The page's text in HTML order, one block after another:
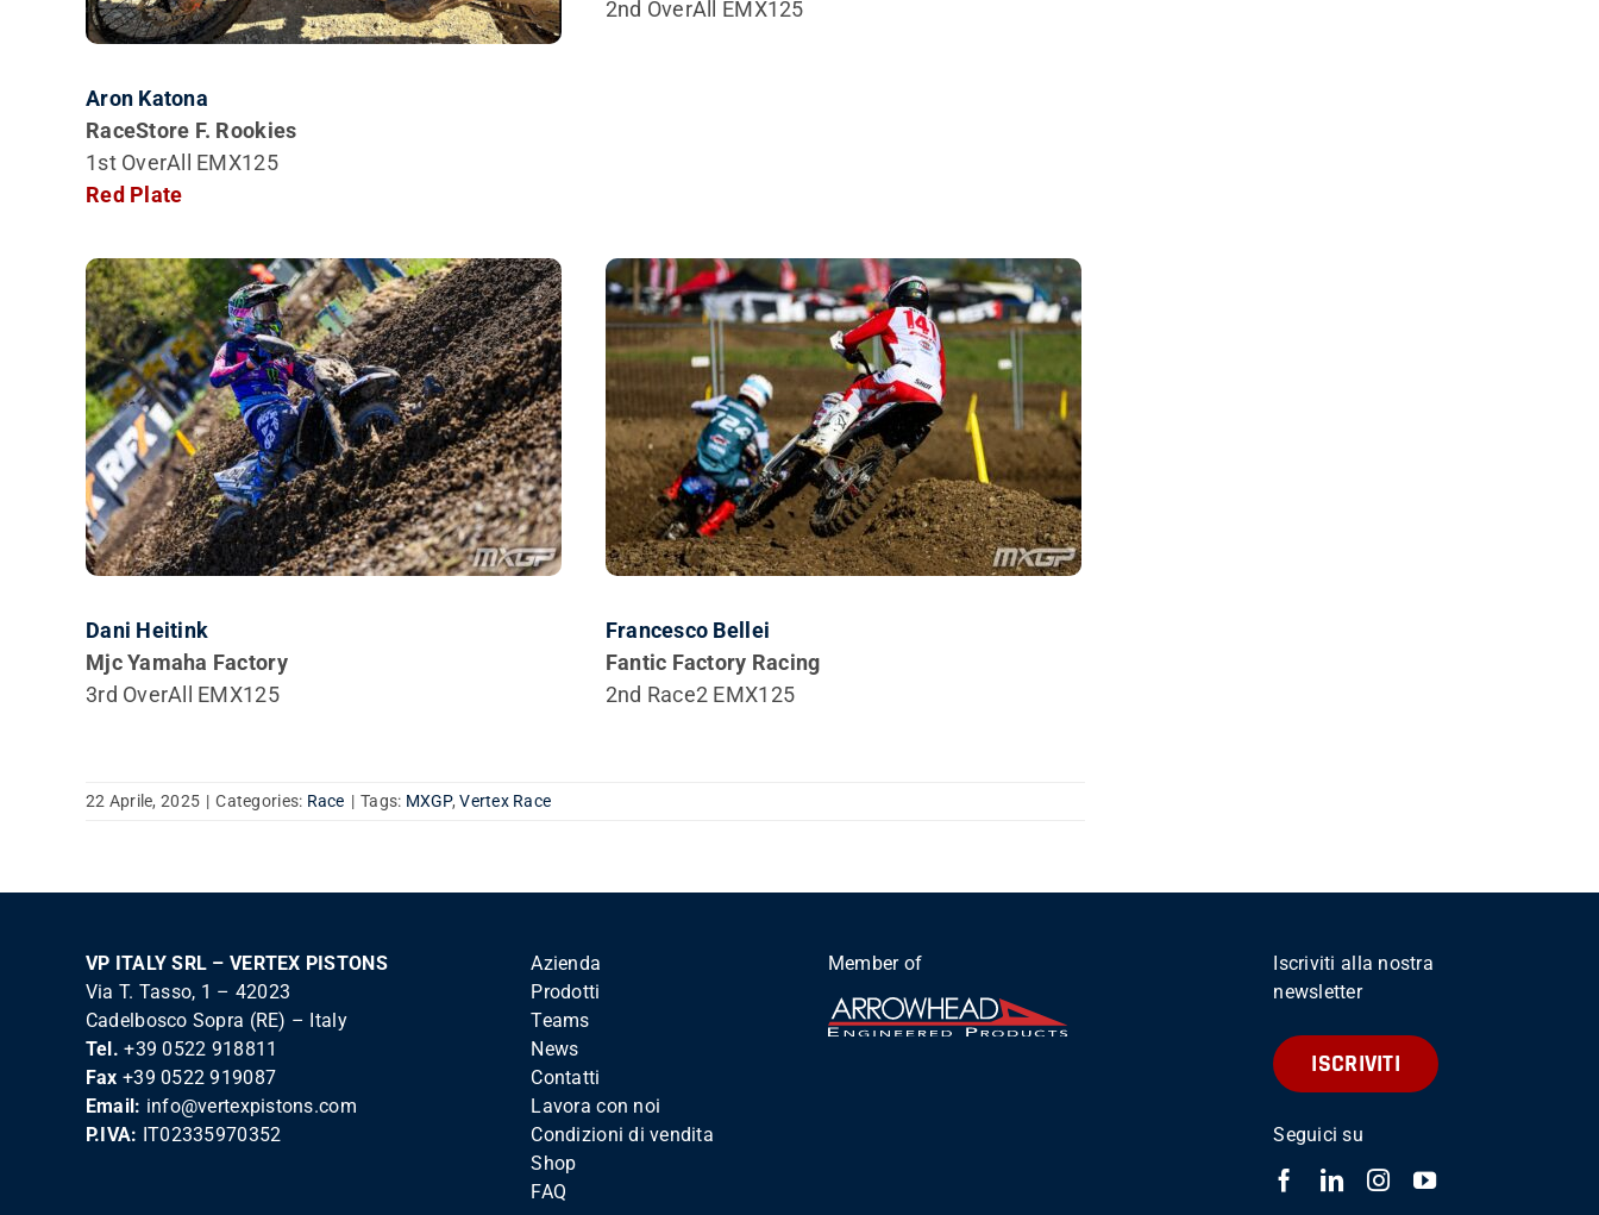
Aron Katona
RaceStore F. Rookies
1st OverAll EMX125
Red Plate
2nd OverAll EMX125
Dani Heitink
Mjc Yamaha Factory
3rd OverAll EMX125
Francesco Bellei
Fantic Factory Racing
2nd Race2 EMX125
22 Aprile, 2025 | Categories: Race | Tags: MXGP,Vertex Race
VP ITALY SRL – VERTEX PISTONS
Via T. Tasso, 1 – 42023
Cadelbosco Sopra (RE) – Italy
Tel. +39 0522 918811
Fax +39 0522 919087
Email: info@vertexpistons.com
P.IVA: IT02335970352
Azienda
Prodotti
Teams
News
Contatti
Lavora con noi
Condizioni di vendita
Shop
FAQ
Member of
Iscriviti alla nostra
newsletter
ISCRIVITI
Seguici su